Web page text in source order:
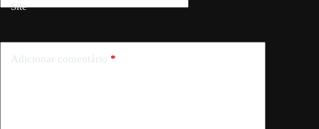
Site
Adicionar comentário *